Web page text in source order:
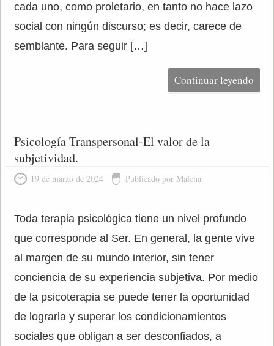
cada uno, como proletario, en tanto no hace lazo
social con ningún discurso; es decir, carece de
semblante. Para seguir […]
Continuar leyendo
Psicología Transpersonal-El valor de la
subjetividad.
19 de marzo de 2024 Publicado por Malena
Toda terapia psicológica tiene un nivel profundo
que corresponde al Ser. En general, la gente vive
al margen de su mundo interior, sin tener
conciencia de su experiencia subjetiva. Por medio
de la psicoterapia se puede tener la oportunidad
de lograrla y superar los condicionamientos
sociales que obligan a ser desconfiados, a